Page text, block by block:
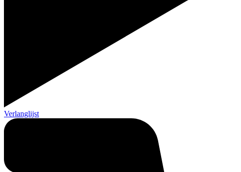
Verlanglijst